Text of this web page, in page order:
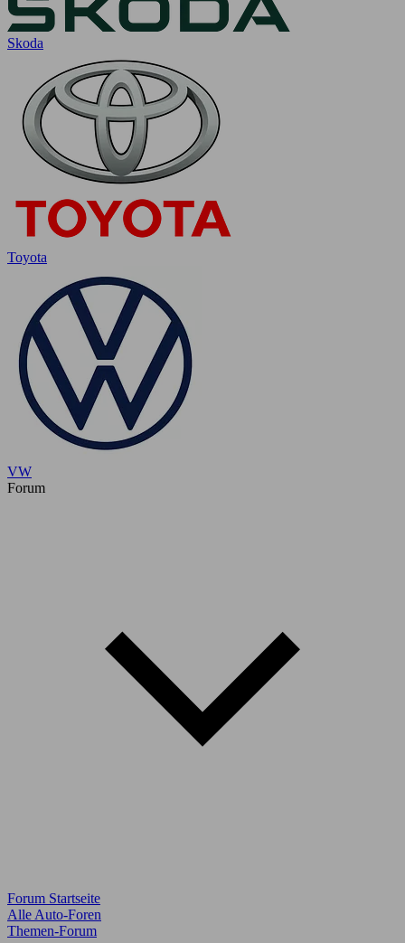
Skoda
Toyota
VW
Forum
Forum Startseite
Alle Auto-Foren
Themen-Forum